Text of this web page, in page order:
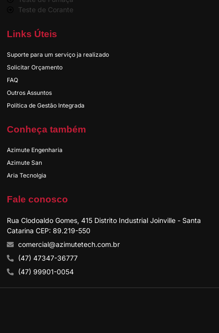
Teste de Corante
Links Úteis
Suporte para um serviço ja realizado
Solicitar Orçamento
FAQ
Outros Assuntos
Política de Gestão Integrada
Conheça também
Azimute Engenharia
Azimute San
Aria Tecnolgia
Fale conosco
Rua Clodoaldo Gomes, 415 Distrito Industrial Joinville - Santa
Catarina CEP: 89.219-550
comercial@azimutetech.com.br
(47) 47347-36777
(47) 99901-0054